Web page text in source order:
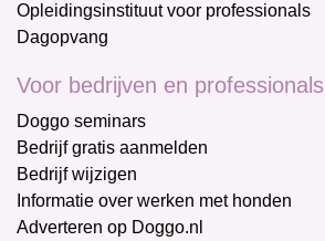
Opleidingsinstituut voor professionals
Dagopvang
Voor bedrijven en professionals
Doggo seminars
Bedrijf gratis aanmelden
Bedrijf wijzigen
Informatie over werken met honden
Adverteren op Doggo.nl